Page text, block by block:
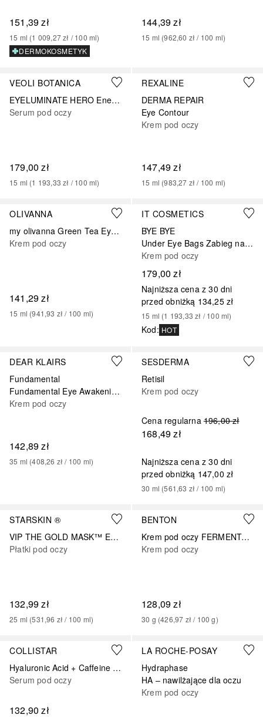
151,39 zł
15 ml (1 009,27 zł / 100 ml)
DERMOKOSMETYK
144,39 zł
15 ml (962,60 zł / 100 ml)
VEOLI BOTANICA
EYELUMINATE HERO Energetyzująco-rozświetlające serum pod oczy i na powieki z ultrastabilnymi formami witaminy C 4%, kwasem kawowym 1% i hesperydyną
Serum pod oczy
179,00 zł
15 ml (1 193,33 zł / 100 ml)
REXALINE
DERMA REPAIR
Eye Contour
Krem pod oczy
147,49 zł
15 ml (983,27 zł / 100 ml)
OLIVANNA
my olivanna Green Tea Eye Cream
Krem pod oczy
141,29 zł
15 ml (941,93 zł / 100 ml)
IT COSMETICS
BYE BYE
Under Eye Bags Zabieg na dzień
Krem pod oczy
179,00 zł
Najniższa cena z 30 dni
przed obniżką 134,25 zł
15 ml (1 193,33 zł / 100 ml)
Kod: HOT
DEAR KLAIRS
Fundamental
Fundamental Eye Awakening Gel
Krem pod oczy
142,89 zł
35 ml (408,26 zł / 100 ml)
SESDERMA
Retisil
Krem pod oczy
Cena regularna 196,00 zł
168,49 zł
Najniższa cena z 30 dni
przed obniżką 147,00 zł
30 ml (561,63 zł / 100 ml)
STARSKIN ®
VIP THE GOLD MASK™ Eye Single
Płatki pod oczy
132,99 zł
25 ml (531,96 zł / 100 ml)
BENTON
Krem pod oczy FERMENTATION
Krem pod oczy
128,09 zł
30 g (426,97 zł / 100 g)
COLLISTAR
Hyaluronic Acid + Caffeine Eye Contour Anti-Age Lifting Men
Serum pod oczy
132,90 zł
LA ROCHE-POSAY
Hydraphase
HA – nawilżające dla oczu
Krem pod oczy